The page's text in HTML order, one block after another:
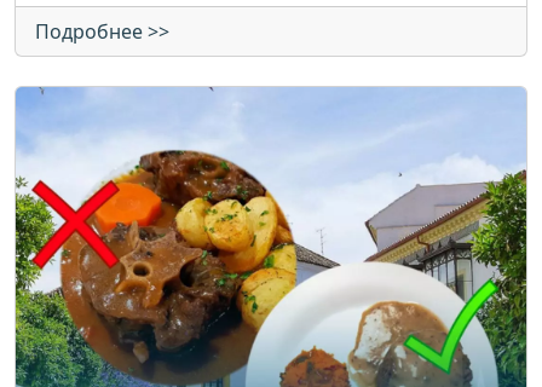
Подробнее >>